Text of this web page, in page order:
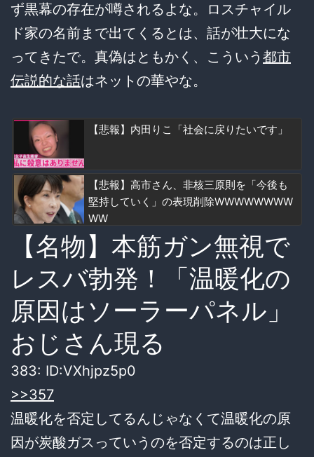
ず黒幕の存在が噂されるよな。ロスチャイル
ド家の名前まで出てくるとは、話が壮大にな
ってきたで。真偽はともかく、こういう 都市
伝説的な話はネットの華やな。
【悲報】内田りこ「社会に戻りたいです」
【悲報】高市さん、非核三原則を「今後も
堅持していく」の表現削除WWWWWWWW
WW
【名物】本筋ガン無視で
レスバ勃発！「温暖化の
原因はソーラーパネル」
おじさん現る
383: ID:VXhjpz5p0
>>357
温暖化を否定してるんじゃなくて温暖化の原
因が炭酸ガスっていうのを否定するのは正し